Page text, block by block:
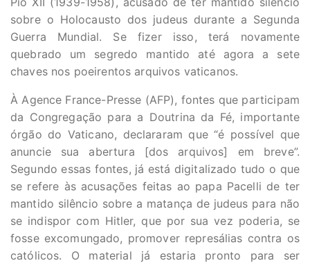
sobre o Holocausto dos judeus durante a Segunda
Guerra Mundial. Se fizer isso, terá novamente
quebrado um segredo mantido até agora a sete
chaves nos poeirentos arquivos vaticanos.
À Agence France-Presse (AFP), fontes que participam
da Congregação para a Doutrina da Fé, importante
órgão do Vaticano, declararam que “é possível que
anuncie sua abertura [dos arquivos] em breve”.
Segundo essas fontes, já está digitalizado tudo o que
se refere às acusações feitas ao papa Pacelli de ter
mantido silêncio sobre a matança de judeus para não
se indispor com Hitler, que por sua vez poderia, se
fosse excomungado, promover represálias contra os
católicos. O material já estaria pronto para ser